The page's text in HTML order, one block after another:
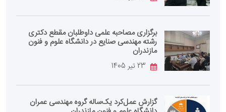
برگزاری مصاحبه علمی داوطلبان مقطع دکتری
رشته مهندسی صنایع در دانشگاه علوم و فنون
مازندران
گزارش عمل‌کرد یک‌ساله گروه مهندسی عمران